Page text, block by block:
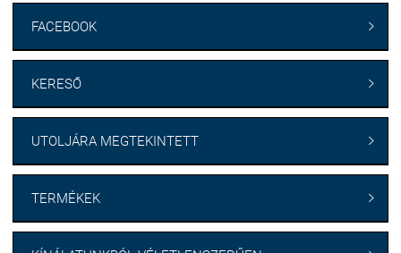
FACEBOOK 
KERESŐ 
UTOLJÁRA MEGTEKINTETT 
TERMÉKEK 